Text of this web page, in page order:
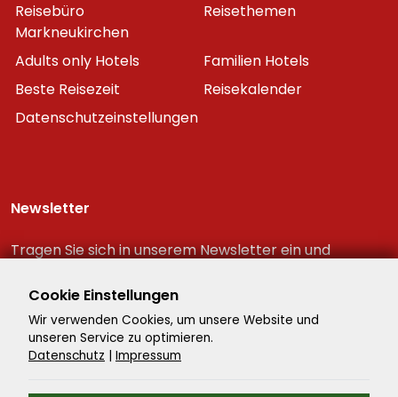
Reisebüro
Markneukirchen
Reisethemen
Adults only Hotels
Familien Hotels
Beste Reisezeit
Reisekalender
Datenschutzeinstellungen
Newsletter
Tragen Sie sich in unserem Newsletter ein und
Reiseschnäppchen!
Cookie Einstellungen
Wir verwenden Cookies, um unsere Website und
unseren Service zu optimieren.
Datenschutz | Impressum